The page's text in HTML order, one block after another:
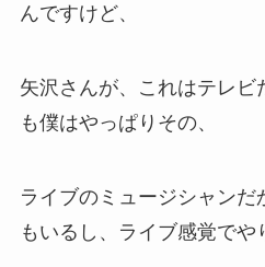
んですけど、
矢沢さんが、これはテレビ
も僕はやっぱりその、
ライブのミュージシャンだ
もいるし、ライブ感覚でや